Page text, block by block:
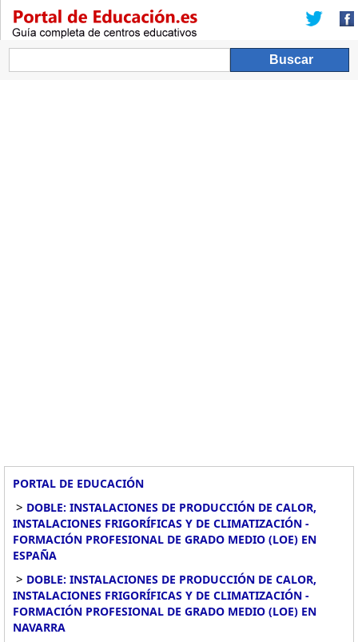
PORTAL DE EDUCACIÓN
> DOBLE: INSTALACIONES DE PRODUCCIÓN DE CALOR,
INSTALACIONES FRIGORÍFICAS Y DE CLIMATIZACIÓN -
FORMACIÓN PROFESIONAL DE GRADO MEDIO (LOE) EN
ESPAÑA
> DOBLE: INSTALACIONES DE PRODUCCIÓN DE CALOR,
INSTALACIONES FRIGORÍFICAS Y DE CLIMATIZACIÓN -
FORMACIÓN PROFESIONAL DE GRADO MEDIO (LOE) EN
NAVARRA